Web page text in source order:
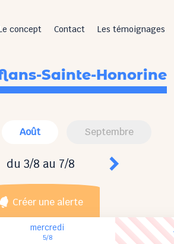
concept Contact Les témoignages
Sainte-Honorine
Août Septembre
du 3/8 au 7/8
Créer une alerte
mercredi
5/8